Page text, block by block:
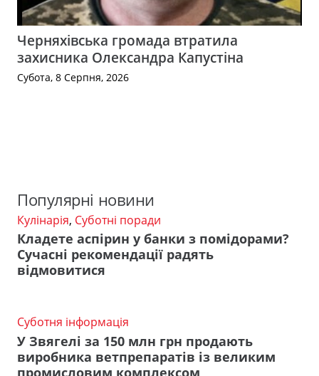
Черняхівська громада втратила
захисника Олександра Капустіна
Субота, 8 Серпня, 2026
Популярні новини
Кулінарія, Суботні поради
Кладете аспірин у банки з помідорами?
Сучасні рекомендації радять
відмовитися
Суботня інформація
У Звягелі за 150 млн грн продають
виробника ветпрепаратів із великим
промисловим комплексом